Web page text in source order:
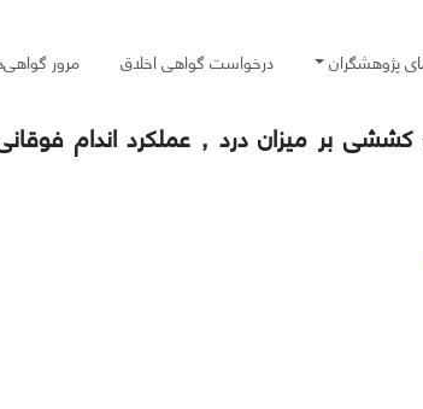
پژوهشگران درخواست گواهی اخلاق مرور
تمرینات کششی بر میزان درد , عملکرد